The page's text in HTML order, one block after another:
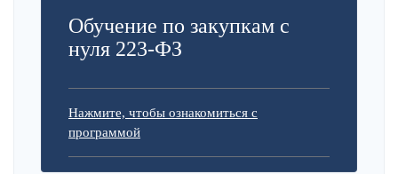
Обучение по закупкам с
нуля 223-ФЗ
Нажмите, чтобы ознакомиться с
программой